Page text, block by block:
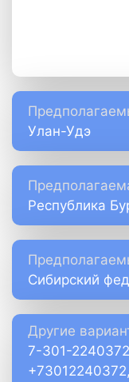
Улан-Удэ
Республика
Сибирский
Другие
7-301-